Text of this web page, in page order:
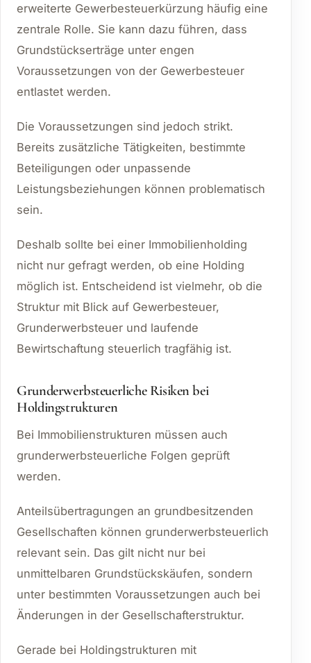
erweiterte Gewerbesteuerkürzung häufig eine
zentrale Rolle. Sie kann dazu führen, dass
Grundstückserträge unter engen
Voraussetzungen von der Gewerbesteuer
entlastet werden.
Die Voraussetzungen sind jedoch strikt.
Bereits zusätzliche Tätigkeiten, bestimmte
Beteiligungen oder unpassende
Leistungsbeziehungen können problematisch
sein.
Deshalb sollte bei einer Immobilienholding
nicht nur gefragt werden, ob eine Holding
möglich ist. Entscheidend ist vielmehr, ob die
Struktur mit Blick auf Gewerbesteuer,
Grunderwerbsteuer und laufende
Bewirtschaftung steuerlich tragfähig ist.
Grunderwerbsteuerliche Risiken bei
Holdingstrukturen
Bei Immobilienstrukturen müssen auch
grunderwerbsteuerliche Folgen geprüft
werden.
Anteilsübertragungen an grundbesitzenden
Gesellschaften können grunderwerbsteuerlich
relevant sein. Das gilt nicht nur bei
unmittelbaren Grundstückskäufen, sondern
unter bestimmten Voraussetzungen auch bei
Änderungen in der Gesellschafterstruktur.
Gerade bei Holdingstrukturen mit